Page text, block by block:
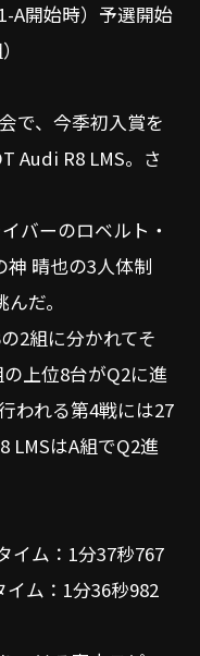
A開始時）予選開始
で、今季初入賞を
Audi R8 LMS。さ
バーのロベルト・
神 晴也の3人体制
だ。
2組に分かれてそ
上位8台がQ2に進
われる第4戦には27
LMSはA組でQ2進
イム：1分37秒767
ム：1分36秒982